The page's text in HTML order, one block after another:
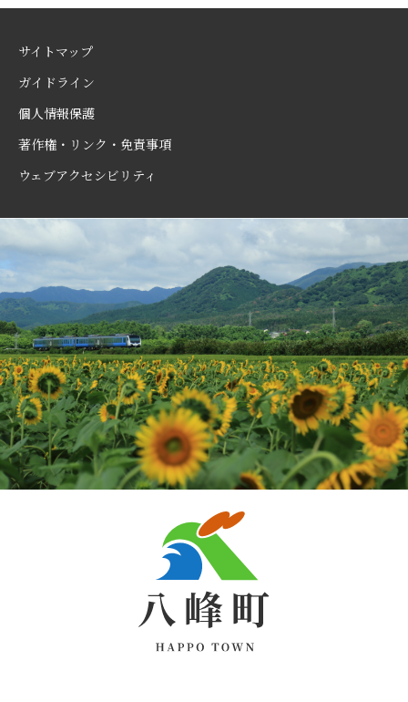
サイトマップ
ガイドライン
個人情報保護
著作権・リンク・免責事項
ウェブアクセシビリティ